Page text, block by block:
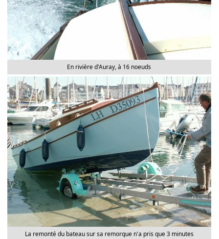
En rivière d'Auray, à 16 noeuds
La remonté du bateau sur sa remorque n'a pris que 3 minutes